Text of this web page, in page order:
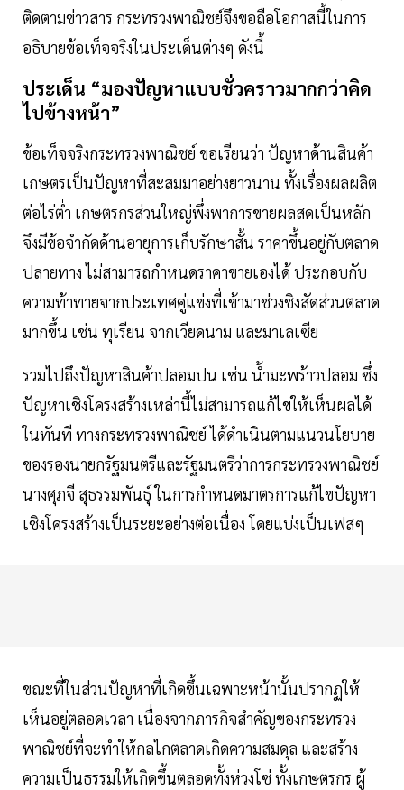
ติดตามข่าวสาร กระทรวงพาณิชย์จึงขอถือโอกาสนี้ในการ
อธิบายข้อเท็จจริงในประเด็นต่างๆ ดังนี้
ประเด็น “มองปัญหาแบบชั่วคราวมากกว่าคิด
ไปข้างหน้า”
ข้อเท็จจริงกระทรวงพาณิชย์ ขอเรียนว่า ปัญหาด้านสินค้า
เกษตรเป็นปัญหาที่สะสมมาอย่างยาวนาน ทั้งเรื่องผลผลิต
ต่อไร่ตํ่า เกษตรกรส่วนใหญ่พึ่งพาการขายผลสดเป็นหลัก
จึงมีข้อจํากัดด้านอายุการเก็บรักษาสั้น ราคาขึ้นอยู่กับตลาด
ปลายทาง ไม่สามารถกําหนดราคาขายเองได้ ประกอบกับ
ความท้าทายจากประเทศคู่แข่งที่เข้ามาช่วงชิงสัดส่วนตลาด
มากขึ้น เช่น ทุเรียน จากเวียดนาม และมาเลเซีย
รวมไปถึงปัญหาสินค้าปลอมปน เช่น นํ้ามะพร้าวปลอม ซึ่ง
ปัญหาเชิงโครงสร้างเหล่านี้ไม่สามารถแก้ไขให้เห็นผลได้
ในทันที ทางกระทรวงพาณิชย์ ได้ดําเนินตามแนวนโยบาย
ของรองนายกรัฐมนตรีและรัฐมนตรีว่าการกระทรวงพาณิชย์
นางศุภจี สุธรรมพันธุ์ ในการกําหนดมาตรการแก้ไขปัญหา
เชิงโครงสร้างเป็นระยะอย่างต่อเนื่อง โดยแบ่งเป็นเฟสๆ
ขณะที่ในส่วนปัญหาที่เกิดขึ้นเฉพาะหน้านั้นปรากฏให้
เห็นอยู่ตลอดเวลา เนื่องจากภารกิจสําคัญของกระทรวง
พาณิชย์ที่จะทําให้กลไกตลาดเกิดความสมดุล และสร้าง
ความเป็นธรรมให้เกิดขึ้นตลอดทั้งห่วงโซ่ ทั้งเกษตรกร ผู้